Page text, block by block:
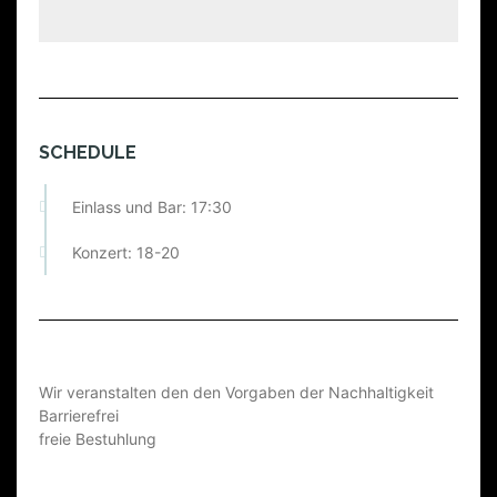
SCHEDULE
Einlass und Bar: 17:30
Konzert: 18-20
Wir veranstalten den den Vorgaben der Nachhaltigkeit
Barrierefrei
freie Bestuhlung